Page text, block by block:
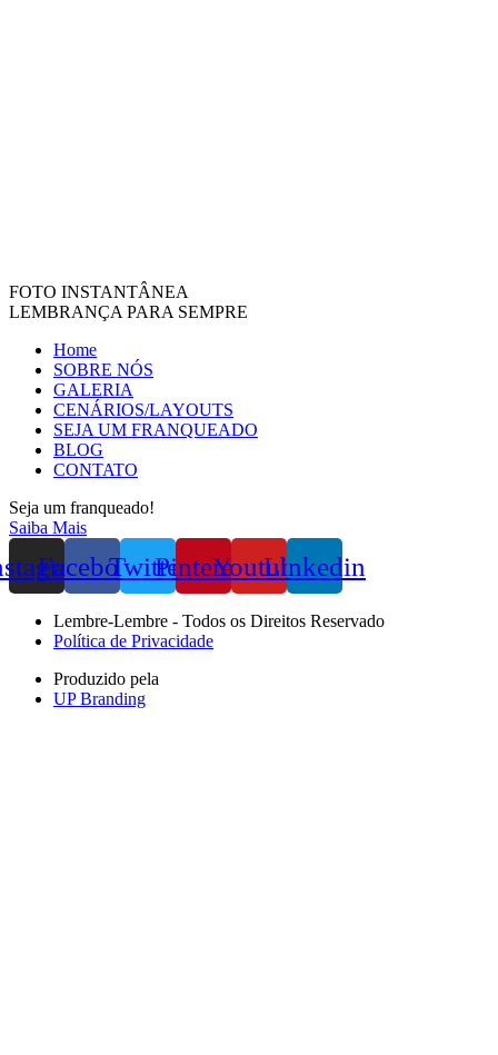
FOTO INSTANTÂNEA
LEMBRANÇA PARA SEMPRE
Home
SOBRE NÓS
GALERIA
CENÁRIOS/LAYOUTS
SEJA UM FRANQUEADO
BLOG
CONTATO
Seja um franqueado!
Saiba Mais
FacebookTwitterPinterestYoutubeLinkedin
Lembre-Lembre - Todos os Direitos Reservado
Política de Privacidade
Produzido pela
UP Branding